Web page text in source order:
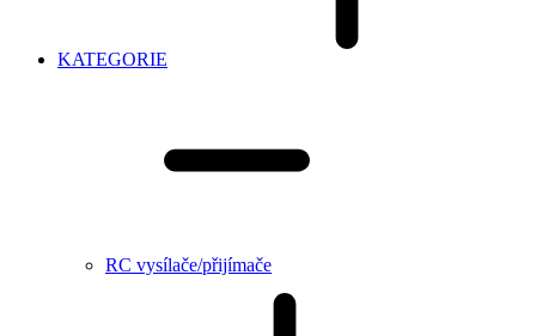
KATEGORIE
RC vysílače/přijímače